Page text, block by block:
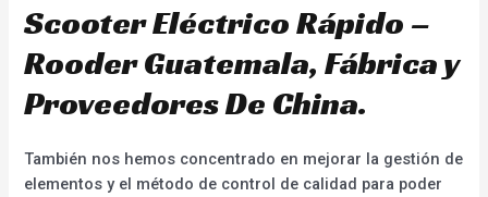
Scooter Eléctrico Rápido –
Rooder Guatemala, Fábrica y
Proveedores De China.
También nos hemos concentrado en mejorar la gestión de
elementos y el método de control de calidad para poder